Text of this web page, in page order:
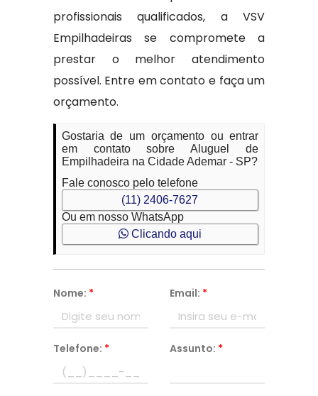
profissionais qualificados, a VSV
Empilhadeiras se compromete a
prestar o melhor atendimento
possível. Entre em contato e faça um
orçamento.
Gostaria de um orçamento ou entrar
em contato sobre Aluguel de
Empilhadeira na Cidade Ademar - SP?
Fale conosco pelo telefone
(11) 2406-7627
Ou em nosso WhatsApp
Clicando aqui
Nome: * Email: *
Telefone: * Assunto: *